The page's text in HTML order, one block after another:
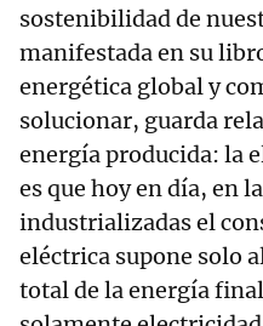
sostenibilidad de
manifestada en su
energética global y
solucionar, guarda
energía producida: la
es que hoy en día, en
industrializadas el
eléctrica supone solo
total de la energía